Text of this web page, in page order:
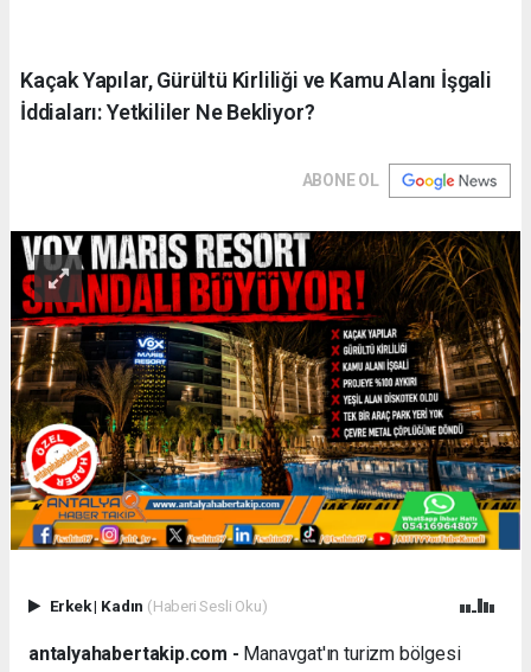
Kaçak Yapılar, Gürültü Kirliliği ve Kamu Alanı İşgali
İddiaları: Yetkililer Ne Bekliyor?
ABONE OL
Erkek| Kadın (Haberi Sesli Oku)
antalyahabertakip.com - Manavgat'ın turizm bölgesi